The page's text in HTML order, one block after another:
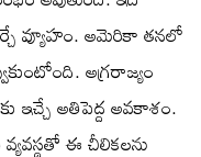
వ్యూహం. అమెరికా తనలో
అగ్రరాజ్యం
ఇచ్చే అతిపెద్ద అవకాశం.
ఈ చీలికలను